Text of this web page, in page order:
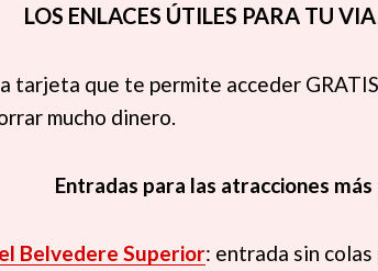
LOS ENLACES ÚTILES PARA TU
tarjeta que te permite acceder
mucho dinero.
Entradas para las atracciones
Belvedere Superior: entrada sin